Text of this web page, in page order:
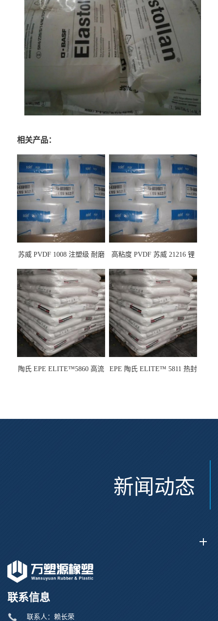
相关产品：
苏威 PVDF 1008 注塑级 耐磨
龙
高粘度 PVDF 苏威 21216 锂
陶氏 EPE ELITE™5860 高流
EPE 陶氏 ELITE™ 5811 热封
新闻动态
联系信息
联系人：赖长荣